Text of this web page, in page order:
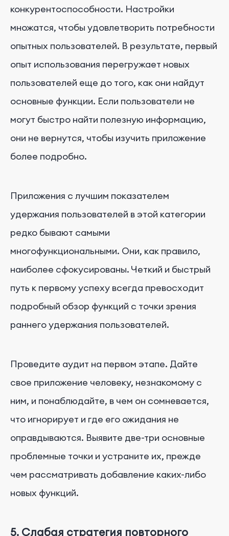
конкурентоспособности. Настройки
множатся, чтобы удовлетворить потребности
опытных пользователей. В результате, первый
опыт использования перегружает новых
пользователей еще до того, как они найдут
основные функции. Если пользователи не
могут быстро найти полезную информацию,
они не вернутся, чтобы изучить приложение
более подробно.
Приложения с лучшим показателем
удержания пользователей в этой категории
редко бывают самыми
многофункциональными. Они, как правило,
наиболее сфокусированы. Четкий и быстрый
путь к первому успеху всегда превосходит
подробный обзор функций с точки зрения
раннего удержания пользователей.
Проведите аудит на первом этапе. Дайте
свое приложение человеку, незнакомому с
ним, и понаблюдайте, в чем он сомневается,
что игнорирует и где его ожидания не
оправдываются. Выявите две-три основные
проблемные точки и устраните их, прежде
чем рассматривать добавление каких-либо
новых функций.
5. Слабая стратегия повторного